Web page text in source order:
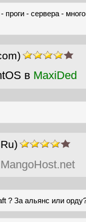
- сервера -
в MaxiDed
MangoHost.net
? За альянс или